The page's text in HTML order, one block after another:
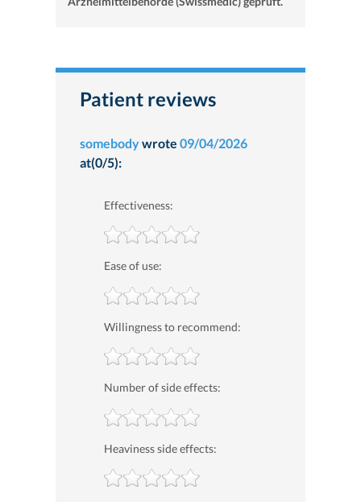
Patient reviews
somebodywrote 09/04/2026
at(0/5):
Effectiveness:
Ease of use:
Willingness to recommend:
Number of side effects:
Heaviness side effects: